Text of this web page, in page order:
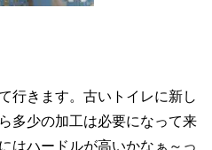
行きます。古いトイレに新し
多少の加工は必要になって来
はハードルが高いかなぁ～っ